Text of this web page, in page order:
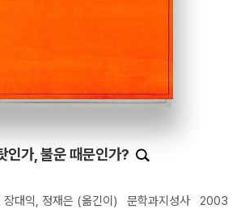
인가, 불운 때문인가?
장대익, 정재은 (옮긴이) 문학과지성사 2003